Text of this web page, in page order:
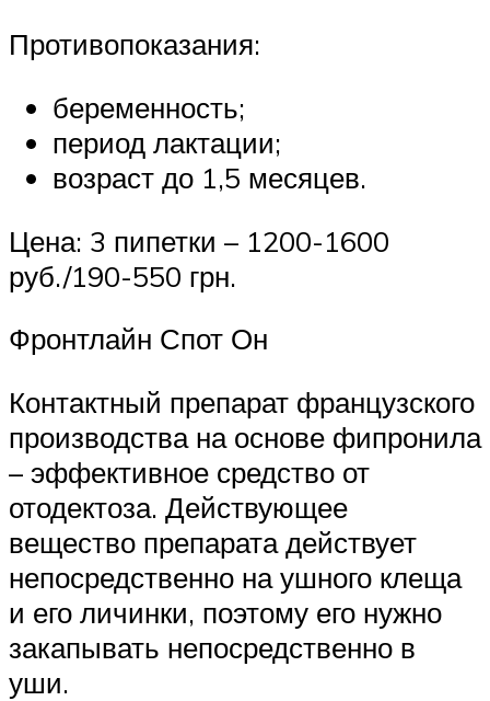
Противопоказания:
беременность;
период лактации;
возраст до 1,5 месяцев.
Цена: 3 пипетки – 1200-1600
руб./190-550 грн.
Фронтлайн Спот Он
Контактный препарат французского
производства на основе фипронила
– эффективное средство от
отодектоза. Действующее
вещество препарата действует
непосредственно на ушного клеща
и его личинки, поэтому его нужно
закапывать непосредственно в
уши.